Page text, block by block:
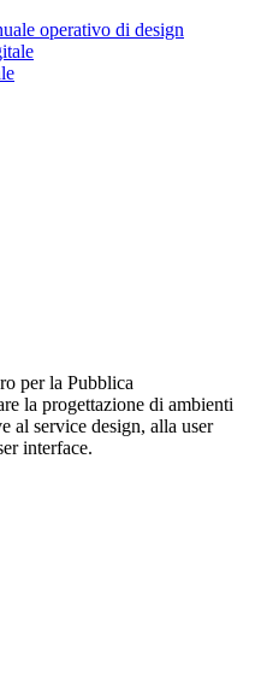
operativo di design
per la Pubblica
la progettazione di ambienti
al service design, alla user
interface.